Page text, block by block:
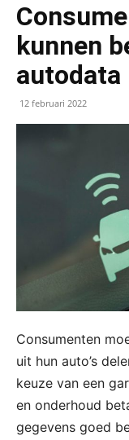
kunnen
12 februari 2022
Consumenten
uit hun auto’s
keuze van een
en onderhoud
gegevens goed